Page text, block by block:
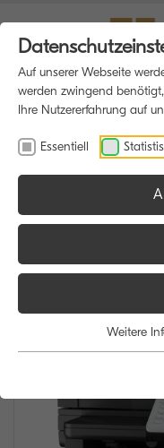
Auf unserer Webseite
werden zwingend
Ihre Nutzererfahrung auf
Essentiell
Weitere